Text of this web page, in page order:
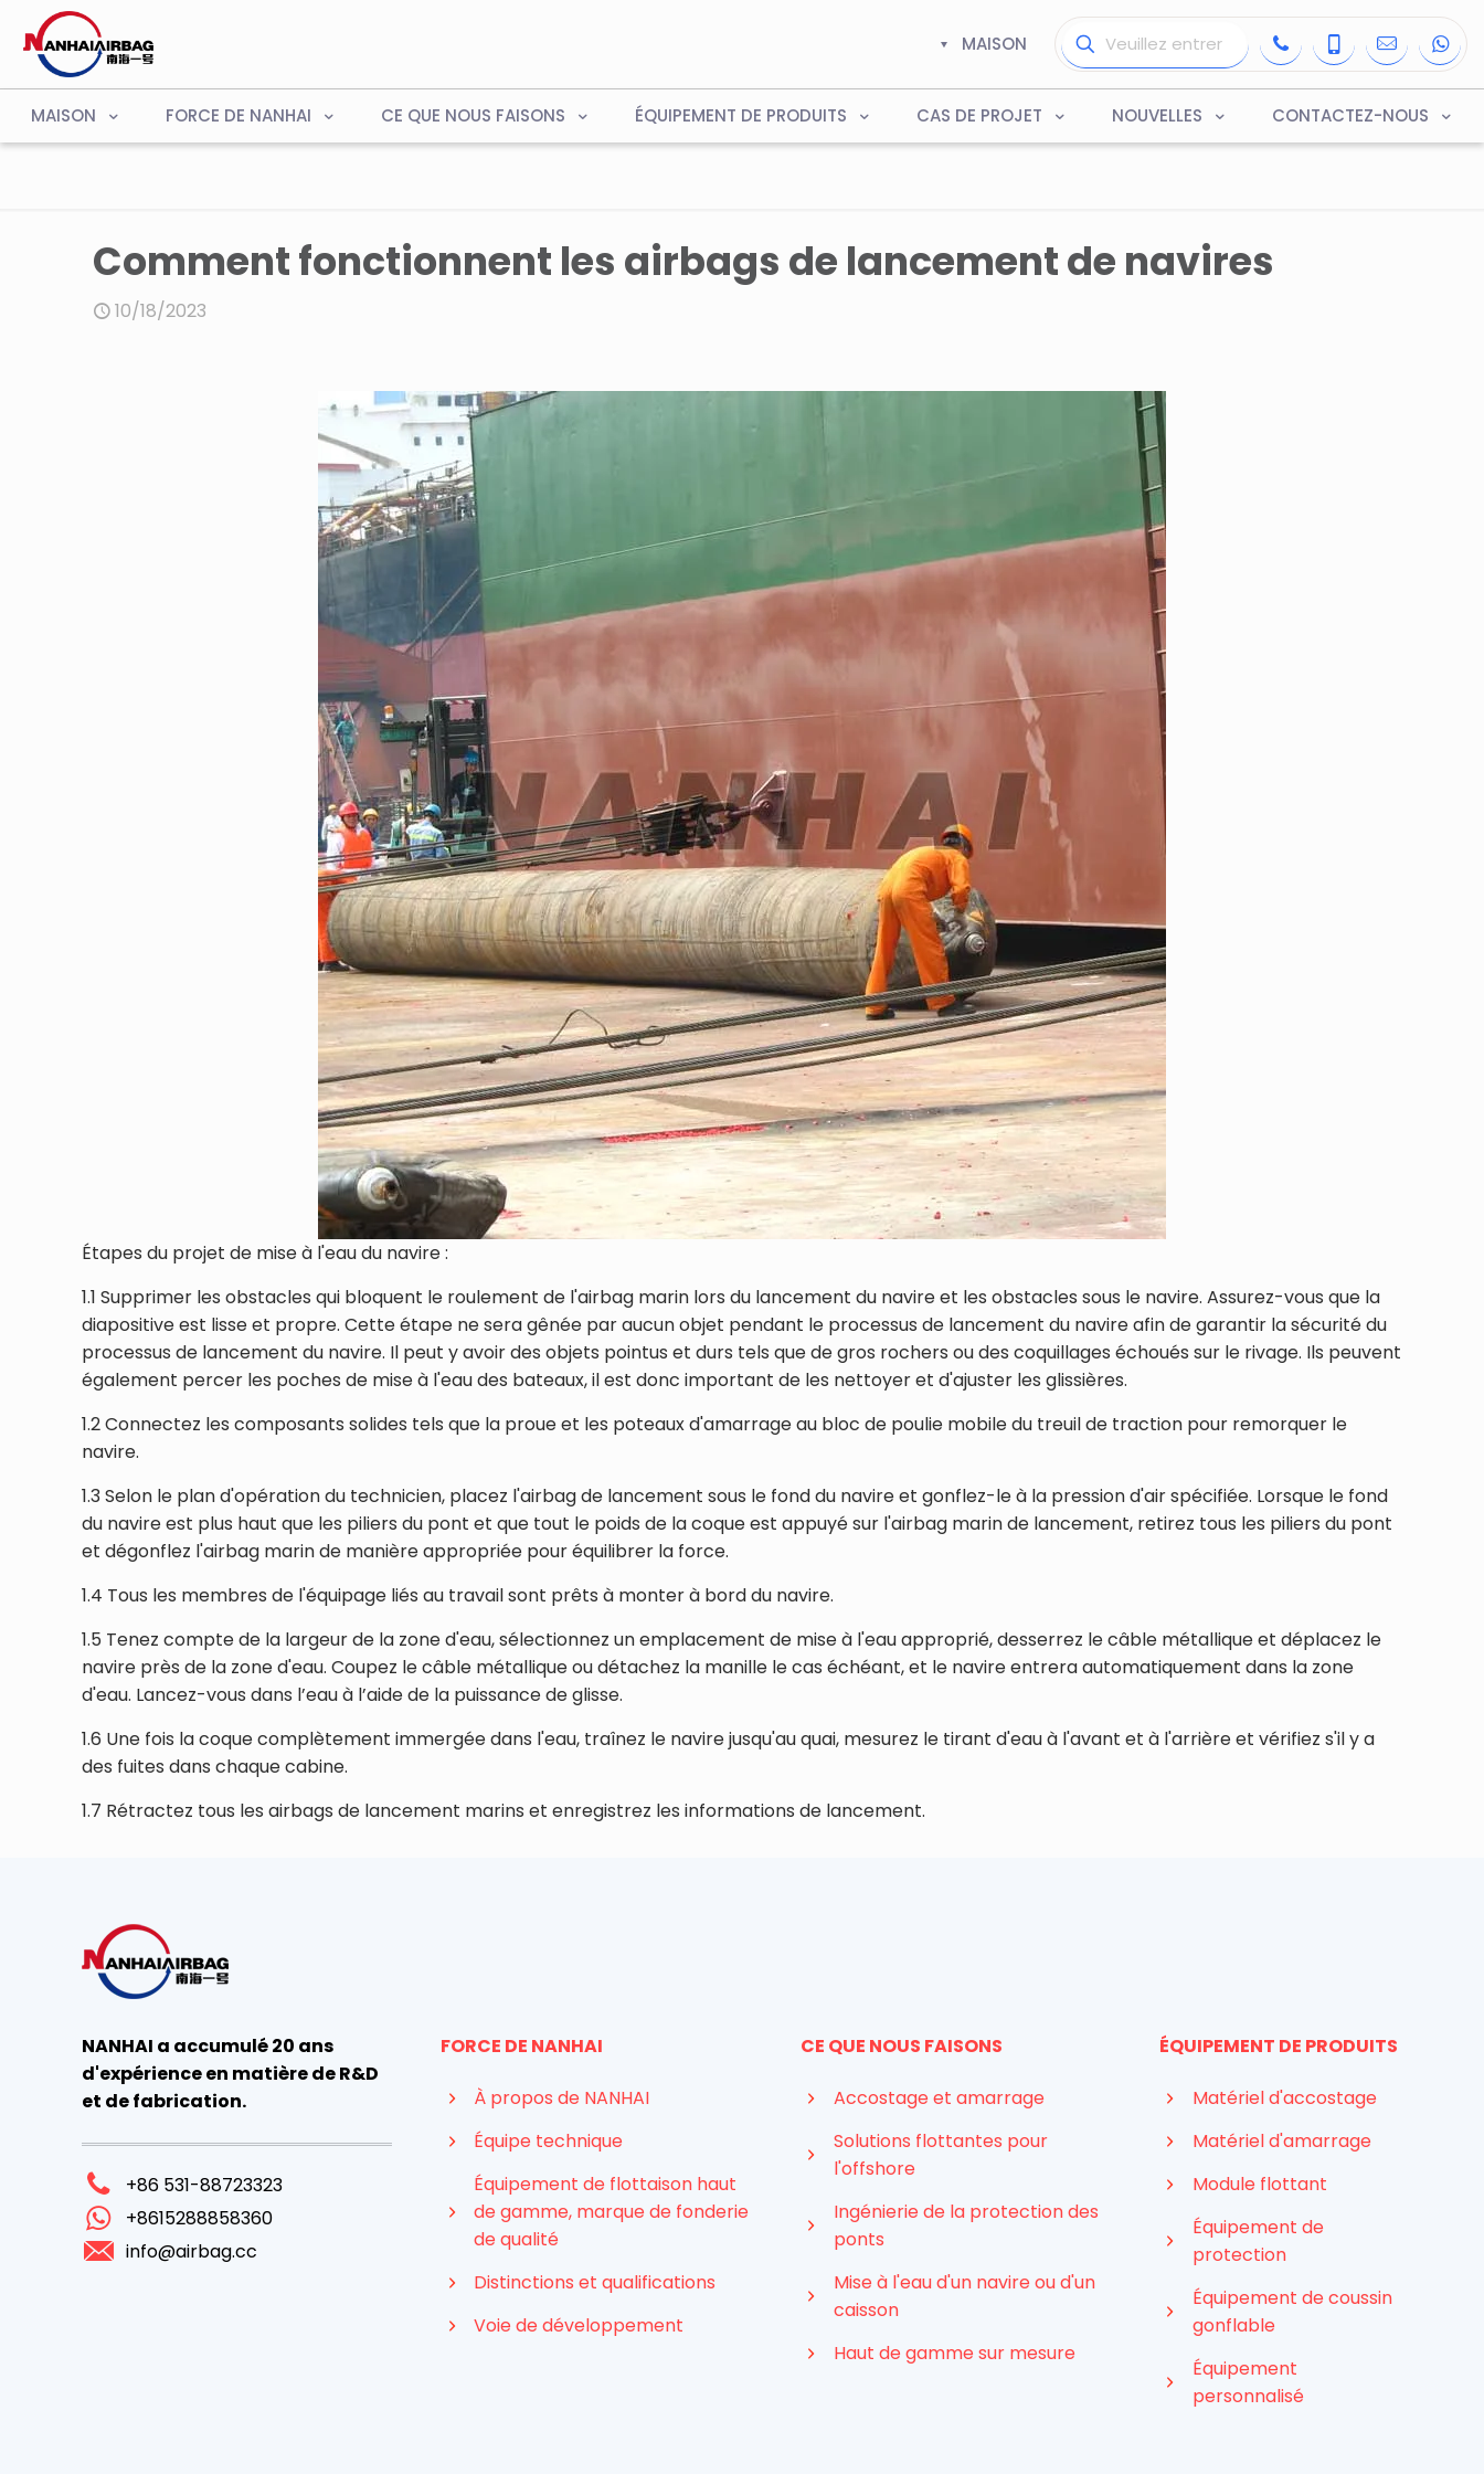
MAISON
MAISON FORCE DE NANHAI CE QUE NOUS FAISONS ÉQUIPEMENT DE PRODUITS CAS DE PROJET NOUVELLES CONTACTEZ-NOUS
Comment fonctionnent les airbags de lancement de navires
10/18/2023
Étapes du projet de mise à l'eau du navire :
1.1 Supprimer les obstacles qui bloquent le roulement de l'airbag marin lors du lancement du navire et les obstacles sous le navire. Assurez-vous que la
diapositive est lisse et propre. Cette étape ne sera gênée par aucun objet pendant le processus de lancement du navire afin de garantir la sécurité du
processus de lancement du navire. Il peut y avoir des objets pointus et durs tels que de gros rochers ou des coquillages échoués sur le rivage. Ils peuvent
également percer les poches de mise à l'eau des bateaux, il est donc important de les nettoyer et d'ajuster les glissières.
1.2 Connectez les composants solides tels que la proue et les poteaux d'amarrage au bloc de poulie mobile du treuil de traction pour remorquer le
navire.
1.3 Selon le plan d'opération du technicien, placez l'airbag de lancement sous le fond du navire et gonflez-le à la pression d'air spécifiée. Lorsque le fond
du navire est plus haut que les piliers du pont et que tout le poids de la coque est appuyé sur l'airbag marin de lancement, retirez tous les piliers du pont
et dégonflez l'airbag marin de manière appropriée pour équilibrer la force.
1.4 Tous les membres de l'équipage liés au travail sont prêts à monter à bord du navire.
1.5 Tenez compte de la largeur de la zone d'eau, sélectionnez un emplacement de mise à l'eau approprié, desserrez le câble métallique et déplacez le
navire près de la zone d'eau. Coupez le câble métallique ou détachez la manille le cas échéant, et le navire entrera automatiquement dans la zone
d'eau. Lancez-vous dans l’eau à l’aide de la puissance de glisse.
1.6 Une fois la coque complètement immergée dans l'eau, traînez le navire jusqu'au quai, mesurez le tirant d'eau à l'avant et à l'arrière et vérifiez s'il y a
des fuites dans chaque cabine.
1.7 Rétractez tous les airbags de lancement marins et enregistrez les informations de lancement.
NANHAI a accumulé 20 ans
d'expérience en matière de R&D
et de fabrication.
+86 531-88723323
+8615288858360
info@airbag.cc
FORCE DE NANHAI
À propos de NANHAI
Équipe technique
Équipement de flottaison haut
de gamme, marque de fonderie
de qualité
Distinctions et qualifications
Voie de développement
CE QUE NOUS FAISONS
Accostage et amarrage
Solutions flottantes pour
l'offshore
Ingénierie de la protection des
ponts
Mise à l'eau d'un navire ou d'un
caisson
Haut de gamme sur mesure
ÉQUIPEMENT DE PRODUITS
Matériel d'accostage
Matériel d'amarrage
Module flottant
Équipement de
protection
Équipement de coussin
gonflable
Équipement
personnalisé
Indonesian